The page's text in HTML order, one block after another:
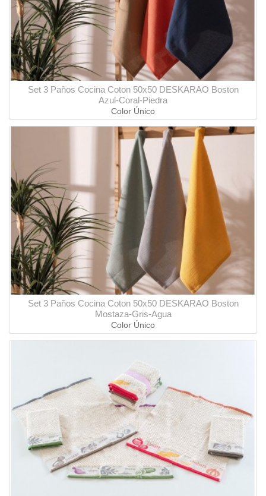
Set 3 Paños Cocina Coton 50x50 DESKARAO Boston
Azul-Coral-Piedra
Color Único
Set 3 Paños Cocina Coton 50x50 DESKARAO Boston
Mostaza-Gris-Agua
Color Único